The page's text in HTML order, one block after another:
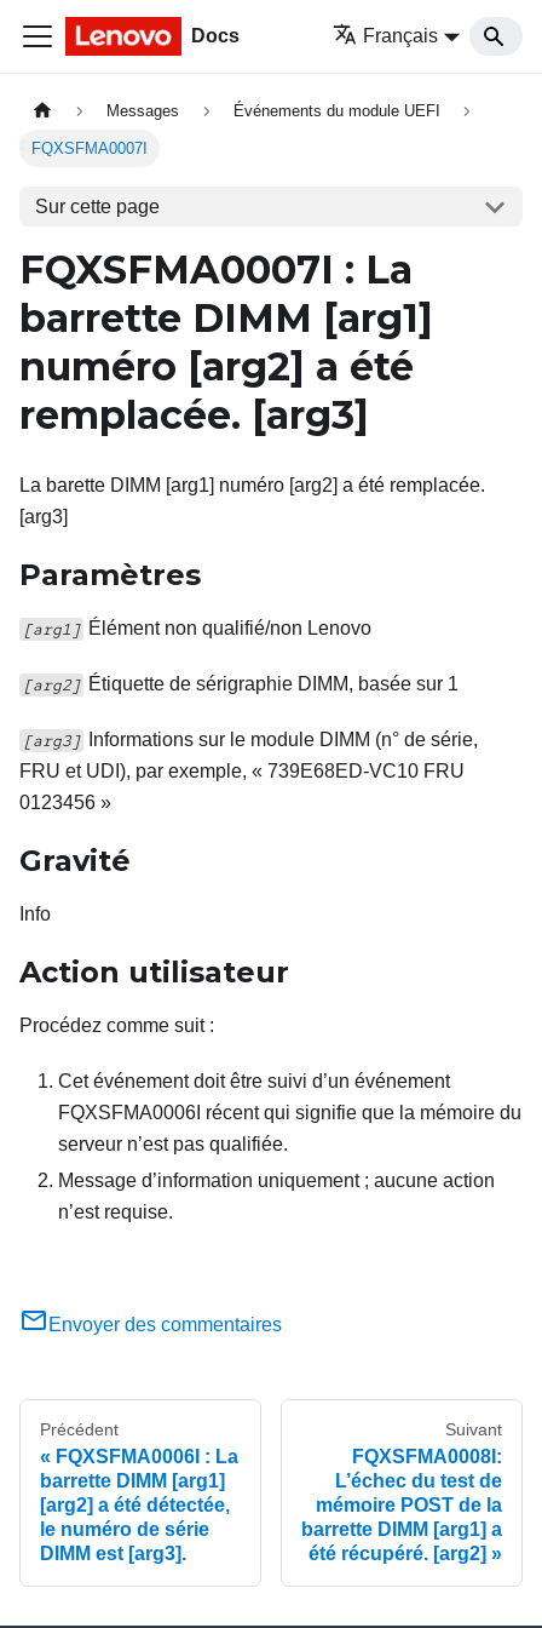
Docs Français
Messages Événements du module UEFI
FQXSFMA0007I
Sur cette page
FQXSFMA0007I : La
barrette DIMM [arg1]
numéro [arg2] a été
remplacée. [arg3]
La barette DIMM [arg1] numéro [arg2] a été remplacée.
[arg3]
Paramètres
[arg1] Élément non qualifié/non Lenovo
[arg2] Étiquette de sérigraphie DIMM, basée sur 1
[arg3]
Informations sur le module DIMM (n° de série,
FRU et UDI), par exemple, « 739E68ED-VC10 FRU
0123456 »
Gravité
Info
Action utilisateur
Procédez comme suit :
Cet événement doit être suivi d’un événement
FQXSFMA0006I récent qui signifie que la mémoire du
serveur n’est pas qualifiée.
Message d’information uniquement ; aucune action
n’est requise.
Envoyer des commentaires
Précédent
FQXSFMA0006I : La
barrette DIMM [arg1]
[arg2] a été détectée,
le numéro de série
DIMM est [arg3].
Suivant
FQXSFMA0008I:
L’échec du test de
mémoire POST de la
barrette DIMM [arg1] a
été récupéré. [arg2]